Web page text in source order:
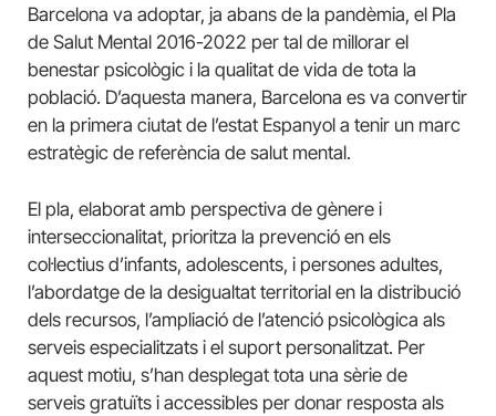
Barcelona va adoptar, ja abans de la pandèmia, el Pla
de Salut Mental 2016-2022 per tal de millorar el
benestar psicològic i la qualitat de vida de tota la
població. D’aquesta manera, Barcelona es va convertir
en la primera ciutat de l’estat Espanyol a tenir un marc
estratègic de referència de salut mental.
El pla, elaborat amb perspectiva de gènere i
interseccionalitat, prioritza la prevenció en els
col·lectius d’infants, adolescents, i persones adultes,
l’abordatge de la desigualtat territorial en la distribució
dels recursos, l’ampliació de l’atenció psicològica als
serveis especialitzats i el suport personalitzat. Per
aquest motiu, s’han desplegat tota una sèrie de
serveis gratuïts i accessibles per donar resposta als